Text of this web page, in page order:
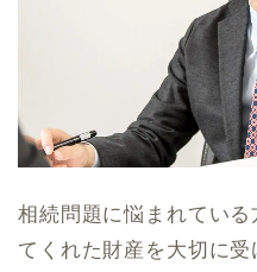
相続問題に悩まれてい
てくれた財産を大切に